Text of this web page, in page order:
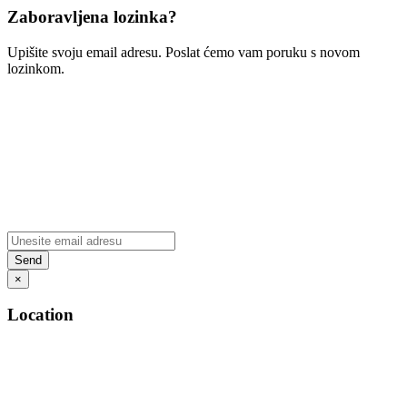
Zaboravljena lozinka?
Upišite svoju email adresu. Poslat ćemo vam poruku s novom
lozinkom.
×
Location